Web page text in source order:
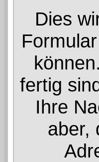
Dies
fertig
Ihre
aber,